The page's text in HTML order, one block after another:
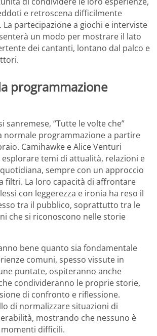
e retroscena difficilmente
partecipazione a giochi e interviste
un modo per mostrare il lato
dei cantanti, lontano dal palco e
programmazione
sanremese, “Tutte le volte che”
normale programmazione a partire
Camihawke e Alice Venturi
temi di attualità, relazioni e
sempre con un approccio
filtri. La loro capacità di affrontare
con leggerezza e ironia ha reso il
tra il pubblico, soprattutto tra le
che si riconoscono nelle storie
bene quanto sia fondamentale
comuni, spesso vissute in
puntate, ospiteranno anche
condivideranno le proprie storie,
di confronto e riflessione.
di normalizzare situazioni di
mostrando che nessuno è
difficili.